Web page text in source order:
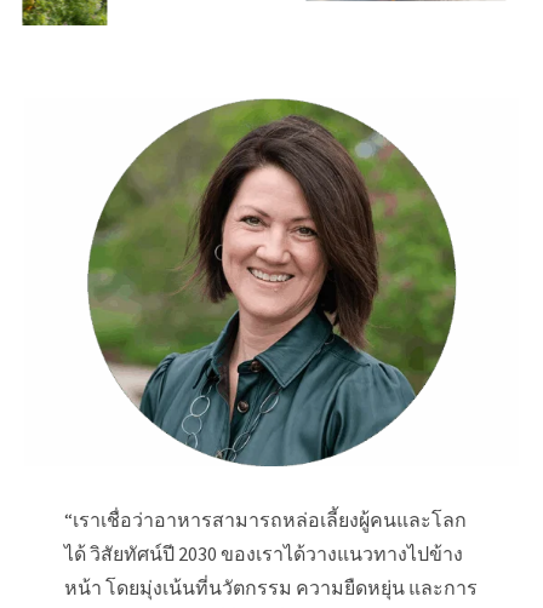
“เราเชื่อว่าอาหารสามารถหล่อเลี้ยงผู้คนและโลก
ได้ วิสัยทัศน์ปี 2030 ของเราได้วางแนวทางไปข้าง
หน้า โดยมุ่งเน้นที่นวัตกรรม ความยืดหยุ่น และการ